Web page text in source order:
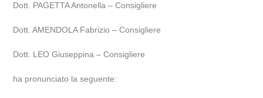
Dott. PAGETTA Antonella – Consigliere
Dott. AMENDOLA Fabrizio – Consigliere
Dott. LEO Giuseppina – Consigliere
ha pronunciato la seguente: